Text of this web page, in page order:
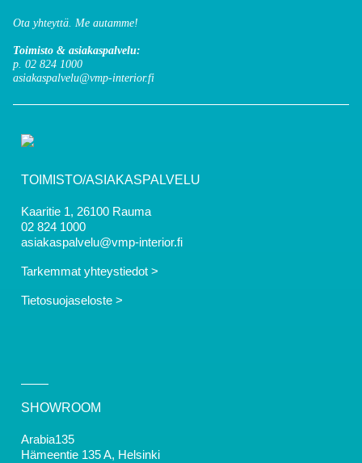
Ota yhteyttä. Me autamme!
Toimisto & asiakaspalvelu:
p. 02 824 1000
asiakaspalvelu@vmp-interior.fi
TOIMISTO/ASIAKASPALVELU
Kaaritie 1, 26100 Rauma
02 824 1000
asiakaspalvelu@vmp-interior.fi
Tarkemmat yhteystiedot >
Tietosuojaseloste >
SHOWROOM
Arabia135
Hämeentie 135 A, Helsinki